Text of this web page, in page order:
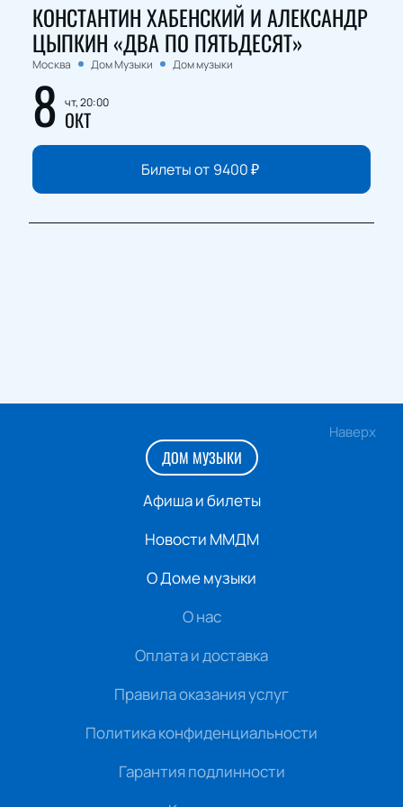
КОНСТАНТИН ХАБЕНСКИЙ И АЛЕКСАНДР
ЦЫПКИН «ДВА ПО ПЯТЬДЕСЯТ»
Москва Дом Музыки Дом музыки
8 чт, 20:00
ОКТ
Билеты от 9400₽
Наверх
ДОМ МУЗЫКИ
Афиша и билеты
Новости ММДМ
О Доме музыки
О нас
Оплата и доставка
Правила оказания услуг
Политика конфиденциальности
Гарантия подлинности